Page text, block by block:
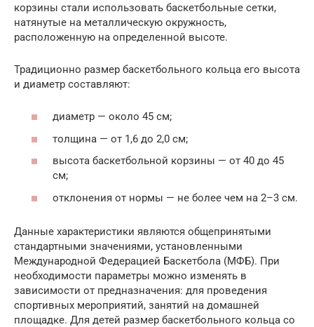
корзины стали использовать баскетбольные сетки,
натянутые на металлическую окружность,
расположенную на определенной высоте.
Традиционно размер баскетбольного кольца его высота
и диаметр составляют:
диаметр — около 45 см;
толщина — от 1,6 до 2,0 см;
высота баскетбольной корзины — от 40 до 45
см;
отклонения от нормы — не более чем на 2–3 см.
Данные характеристики являются общепринятыми
стандартными значениями, установленными
Международной Федерацией Баскетбола (МФБ). При
необходимости параметры можно изменять в
зависимости от предназначения: для проведения
спортивных мероприятий, занятий на домашней
площадке. Для детей размер баскетбольного кольца со